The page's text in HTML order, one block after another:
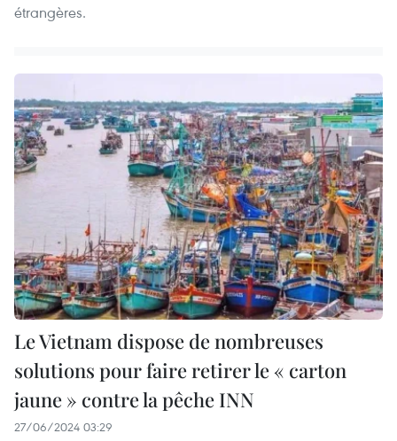
étrangères.
Le Vietnam dispose de nombreuses
solutions pour faire retirer le « carton
jaune » contre la pêche INN
27/06/2024 03:29